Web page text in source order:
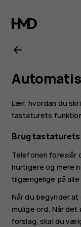
til
Nokia
1.4
Lær, hvordan du
tastaturets
Brug
Telefonen foreslår
hurtigere og mere
tilgængelige på alle
Når du begynder
mulige ord. Når det
forslag, skal du